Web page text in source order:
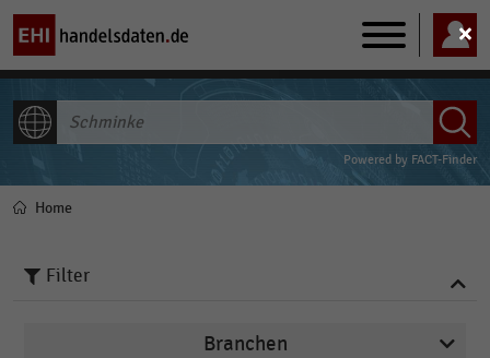
Main
navigation
Powered by FACT-Finder
Pfadnavigation
Home
Filter
Branchen